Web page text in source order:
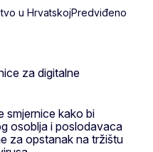
u HrvatskojPredviđeno
smjernice kako bi
osoblja i poslodavaca
za opstanak na tržištu